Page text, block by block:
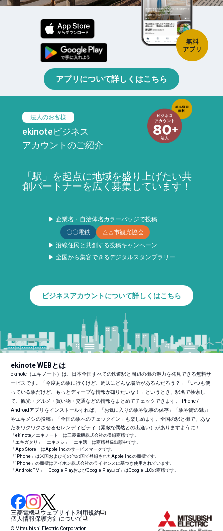
アプリについて詳しくはこちら
法人のお客様
ekinoteビジネス
アカウントのご紹介
「駅」を起点に地域を盛り上げたい共
創パートナーを広く募集しています！
▶ 企業名・自治体名カラーバッジで投稿
〇〇電鉄
△△市観光協会
▶ 沿線住民と共創する投稿キャンペーン
▶ 全国から集客できるデジタルスタンプラリー
ビジネスアカウントについて詳しくはこちら
ekinote WEBとは
ekinote（エキノート）は、日本全国すべての鉄道駅と周辺の街の魅力を発見できる無料サ
ービスです。「今度あの駅に行くけど、周辺にどんな場所があるんだろう？」「いつも使
っている駅だけど、もっとディープな情報が知りたいな！」というとき、駅名で検索し
て、観光・グルメ・買い物・交通などの情報をまとめてチェックできます。iPhone /
Androidアプリをインストールすれば、「お気に入りの駅や記事の保存」「駅や街の魅力
やエキメシの投稿」「全国の駅へのチェックイン」も楽しめます。全国の駅と街で、あな
たをワクワクさせるセレンディピティ（素敵な偶然との出逢い）がありますように！
「ekinote／エキノート」は三菱電機株式会社の登録商標です。
「エキガタリ」「エキメシ」「エキ活」は商標登録出願中です。
「App Store」はApple Inc.のサービスマークです。
「iPhone」は米国およびその他の国で登録されたApple Inc.の商標です。
「iPhone」の商標はアイホン株式会社のライセンスに基づき使用されています。
「AndroidTM 」「Google PlayおよびGoogle Playロゴ」はGoogle LLCの商標です。
三菱電機
ウェブサイト利用規約
個人情報保護方針について
© Mitsubishi Electric Corporation